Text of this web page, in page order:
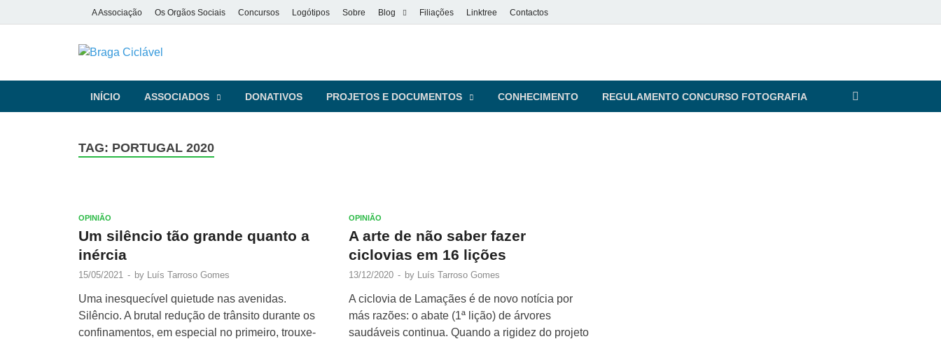
A Associação Os Orgãos Sociais Concursos Logótipos Sobre Blog Filiações Linktree Contactos
Braga Ciclável
INÍCIO ASSOCIADOS DONATIVOS PROJETOS E DOCUMENTOS CONHECIMENTO REGULAMENTO CONCURSO FOTOGRAFIA
TAG: PORTUGAL 2020
OPINIÃO
Um silêncio tão grande quanto a
inércia
15/05/2021 - by Luís Tarroso Gomes
Uma inesquecível quietude nas avenidas.
Silêncio. A brutal redução de trânsito durante os
confinamentos, em especial no primeiro, trouxe-
OPINIÃO
A arte de não saber fazer
ciclovias em 16 lições
13/12/2020 - by Luís Tarroso Gomes
A ciclovia de Lamaçães é de novo notícia por
más razões: o abate (1ª lição) de árvores
saudáveis continua. Quando a rigidez do projeto